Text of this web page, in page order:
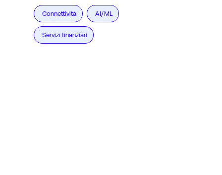
Connettività AI/ML
Servizi finanziari